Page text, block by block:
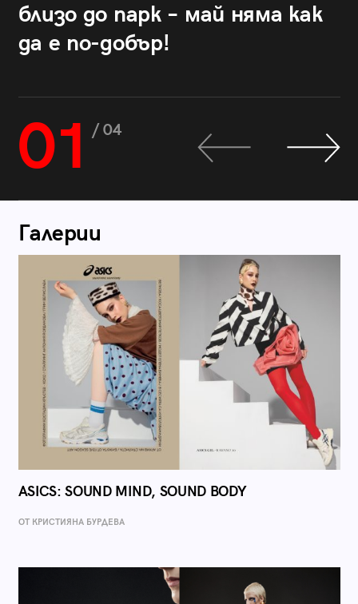
близо до парк – май няма как
да е по-добър!
01 / 04
Галерии
ASICS: SOUND MIND, SOUND BODY
ОТ КРИСТИЯНА БУРДЕВА